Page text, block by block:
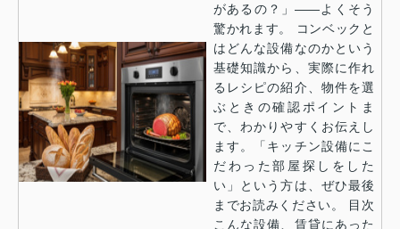
があるの？」——よくそう
驚かれます。 コンベックと
はどんな設備なのかという
基礎知識から、実際に作れ
るレシピの紹介、物件を選
ぶときの確認ポイントま
で、わかりやすくお伝えし
ます。「キッチン設備にこ
だわった部屋探しをした
い」という方は、ぜひ最後
までお読みください。 目次
こんな設備、賃貸にあった